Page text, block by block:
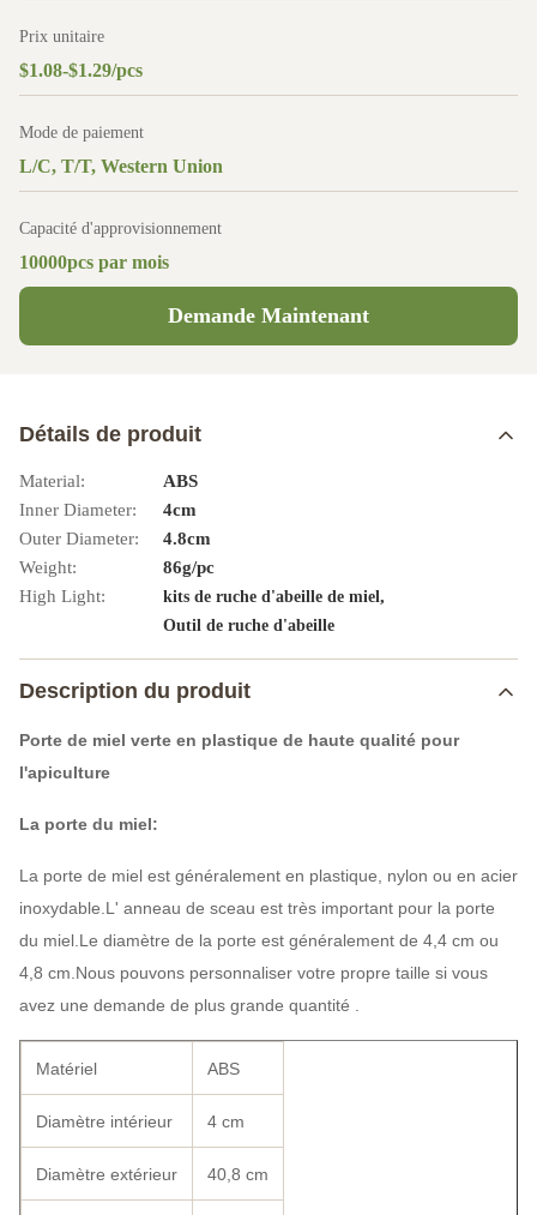
Prix unitaire
$1.08-$1.29/pcs
Mode de paiement
L/C, T/T, Western Union
Capacité d'approvisionnement
10000pcs par mois
Demande Maintenant
Détails de produit
Material:
ABS
Inner Diameter:
4cm
Outer Diameter:
4.8cm
Weight:
86g/pc
High Light:
kits de ruche d'abeille de miel,
Outil de ruche d'abeille
Description du produit
Porte de miel verte en plastique de haute qualité pour
l'apiculture
La porte du miel:
La porte de miel est généralement en plastique, nylon ou en acier
inoxydable.L' anneau de sceau est très important pour la porte
du miel.Le diamètre de la porte est généralement de 4,4 cm ou
4,8 cm.Nous pouvons personnaliser votre propre taille si vous
avez une demande de plus grande quantité .
Matériel ABS
Diamètre intérieur 4 cm
Diamètre extérieur 40,8 cm